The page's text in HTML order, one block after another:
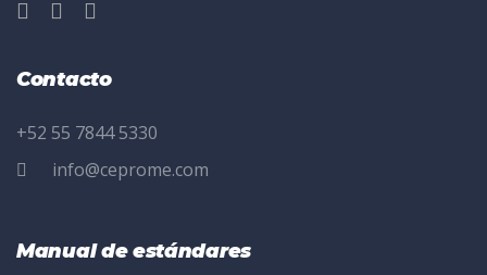
Contacto
+52 55 7844 5330
info@ceprome.com
Manual de estándares